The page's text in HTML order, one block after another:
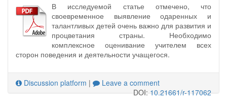
В исследуемой статье отмечено, что
своевременное выявление одаренных и
талантливых детей очень важно для развития и
процветания страны. Необходимо
комплексное оценивание учителем всех
сторон поведения и деятельности учащегося.
Discussion platform |
Leave a comment
DOI:10.21661/r-117062